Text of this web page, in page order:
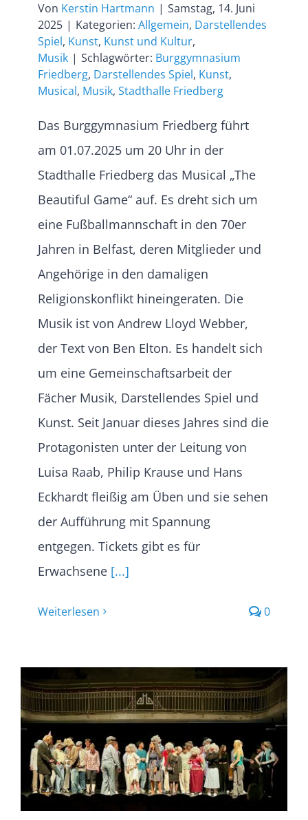
Von Kerstin Hartmann | Samstag, 14. Juni
2025 | Kategorien: Allgemein, Darstellendes
Spiel, Kunst, Kunst und Kultur,
Musik | Schlagwörter: Burggymnasium
Friedberg, Darstellendes Spiel, Kunst,
Musical, Musik, Stadthalle Friedberg
Das Burggymnasium Friedberg führt
am 01.07.2025 um 20 Uhr in der
Stadthalle Friedberg das Musical „The
Beautiful Game“ auf. Es dreht sich um
eine Fußballmannschaft in den 70er
Jahren in Belfast, deren Mitglieder und
Angehörige in den damaligen
Religionskonflikt hineingeraten. Die
Musik ist von Andrew Lloyd Webber,
der Text von Ben Elton. Es handelt sich
um eine Gemeinschaftsarbeit der
Fächer Musik, Darstellendes Spiel und
Kunst. Seit Januar dieses Jahres sind die
Protagonisten unter der Leitung von
Luisa Raab, Philip Krause und Hans
Eckhardt fleißig am Üben und sie sehen
der Aufführung mit Spannung
entgegen. Tickets gibt es für
Erwachsene[...]
Weiterlesen 0